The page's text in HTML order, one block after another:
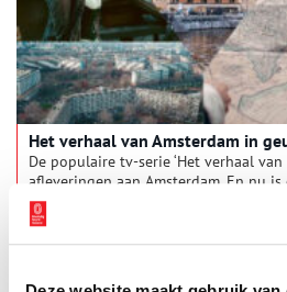
Het verhaal van Amsterdam in
De populaire tv-serie ‘Het verhaal
afleveringen aan Amsterdam. En nu
een rijk beeld geeft van de
jarig bestaan viert.